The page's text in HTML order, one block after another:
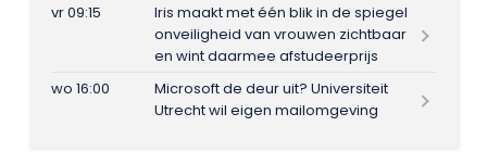
vr 09:15
Iris maakt met één blik in de spiegel
onveiligheid van vrouwen zichtbaar
en wint daarmee afstudeerprijs
wo 16:00
Microsoft de deur uit? Universiteit
Utrecht wil eigen mailomgeving